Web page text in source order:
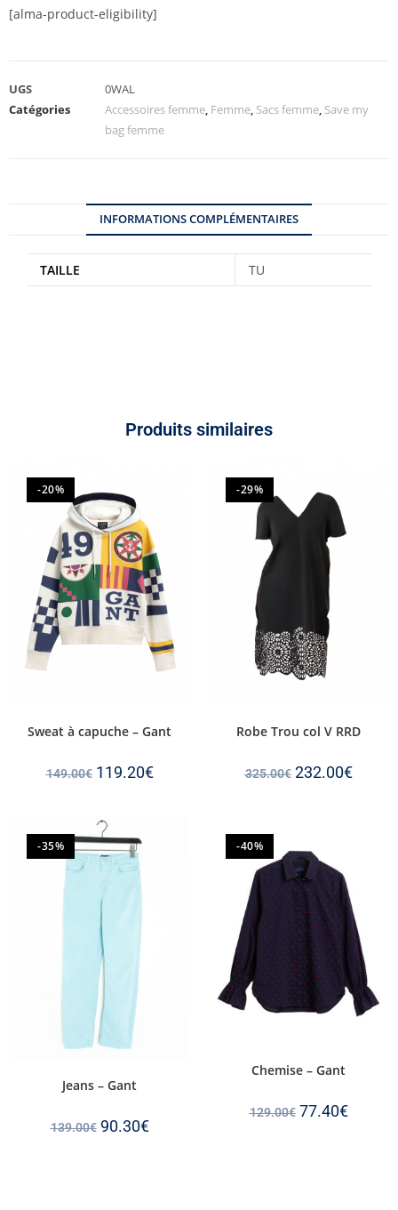
[alma-product-eligibility]
UGS
0WAL
Catégories
Accessoires femme, Femme, Sacs femme, Save my
bag femme
INFORMATIONS COMPLÉMENTAIRES
TAILLE TU
Produits similaires
-20%
Sweat à capuche – Gant
149.00€ 119.20€
-29%
Robe Trou col V RRD
325.00€ 232.00€
-35%
Jeans – Gant
139.00€ 90.30€
-40%
Chemise – Gant
129.00€ 77.40€